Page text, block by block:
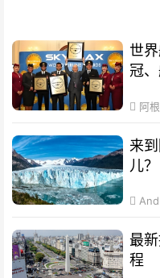
世
冠
阿
来
儿？
最
程